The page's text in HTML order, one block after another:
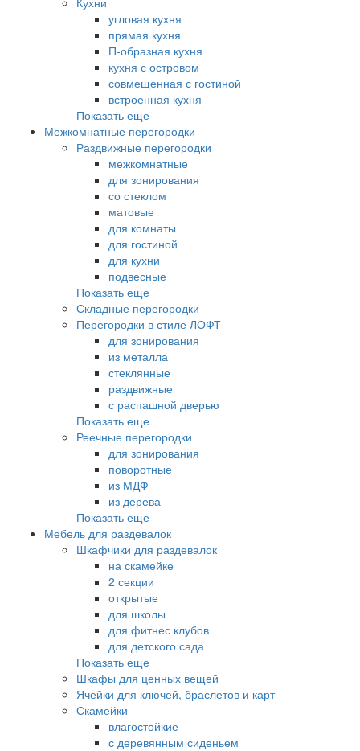
угловая кухня
прямая кухня
П-образная кухня
кухня с островом
совмещенная с гостиной
встроенная кухня
Показать еще
Межкомнатные перегородки
Раздвижные перегородки
межкомнатные
для зонирования
со стеклом
матовые
для комнаты
для гостиной
для кухни
подвесные
Показать еще
Складные перегородки
Перегородки в стиле ЛОФТ
для зонирования
из металла
стеклянные
раздвижные
с распашной дверью
Показать еще
Реечные перегородки
для зонирования
поворотные
из МДФ
из дерева
Показать еще
Мебель для раздевалок
Шкафчики для раздевалок
на скамейке
2 секции
открытые
для школы
для фитнес клубов
для детского сада
Показать еще
Шкафы для ценных вещей
Ячейки для ключей, браслетов и карт
Скамейки
влагостойкие
с деревянным сиденьем